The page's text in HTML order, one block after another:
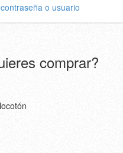
o usuario
comprar?